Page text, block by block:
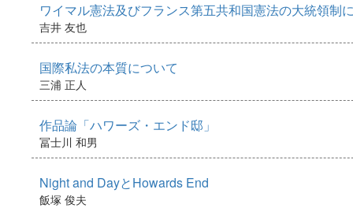
ワイマル憲法及びフランス第五共和国憲法の大統領制
吉井 友也
国際私法の本質について
三浦 正人
作品論「ハワーズ・エンド邸」
冨士川 和男
Night and DayとHowards End
飯塚 俊夫